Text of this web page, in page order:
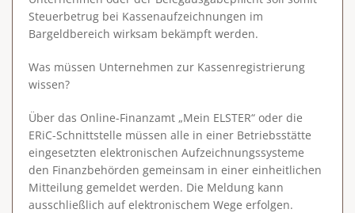
Steuerbetrug bei Kassenaufzeichnungen im
Bargeldbereich wirksam bekämpft werden.
Was müssen Unternehmen zur Kassenregistrierung
wissen?
Über das Online-Finanzamt „Mein ELSTER“ oder die
ERiC-Schnittstelle müssen alle in einer Betriebsstätte
eingesetzten elektronischen Aufzeichnungssysteme
den Finanzbehörden gemeinsam in einer einheitlichen
Mitteilung gemeldet werden. Die Meldung kann
ausschließlich auf elektronischem Wege erfolgen.